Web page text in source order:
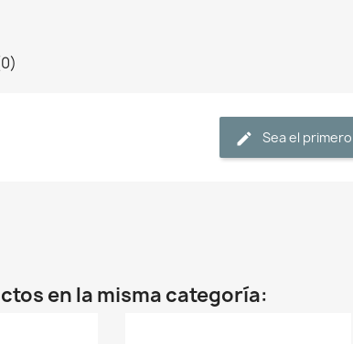
Sea el
en la misma categoría: